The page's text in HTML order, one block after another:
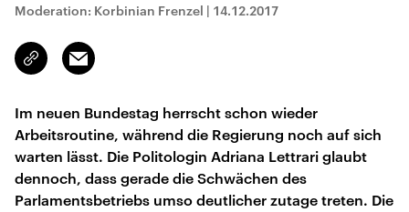
Moderation: Korbinian Frenzel | 14.12.2017
Link
kopieren/teilen
Email
Im neuen Bundestag herrscht schon wieder
Arbeitsroutine, während die Regierung noch auf sich
warten lässt. Die Politologin Adriana Lettrari glaubt
dennoch, dass gerade die Schwächen des
Parlamentsbetriebs umso deutlicher zutage treten. Die